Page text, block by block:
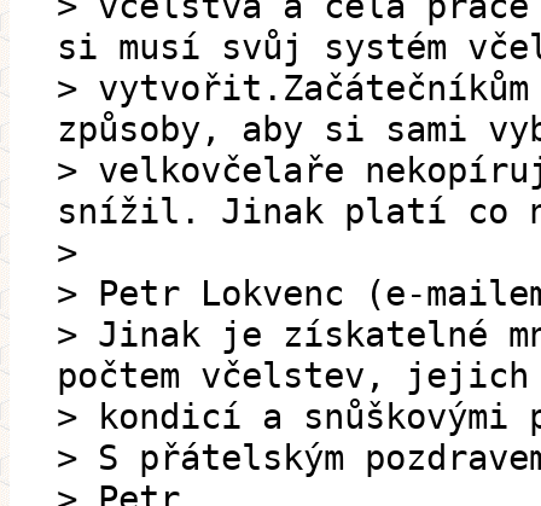
si musí svůj systém
> vytvořit.Začátečníkům
způsoby, aby si sami
> velkovčelaře
snížil. Jinak platí co
>
> Petr Lokvenc (e-
> Jinak je získatelné
počtem včelstev, jejich
> kondicí a snůškovými
> S přátelským